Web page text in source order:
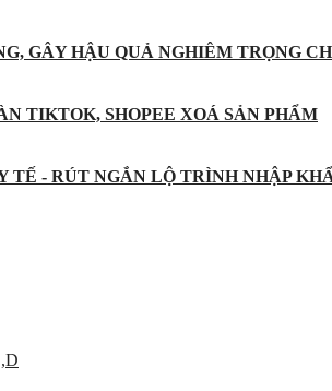
GÂY HẬU QUẢ NGHIÊM TRỌNG
TIKTOK, SHOPEE XOÁ SẢN PHẨM
- RÚT NGẮN LỘ TRÌNH NHẬP